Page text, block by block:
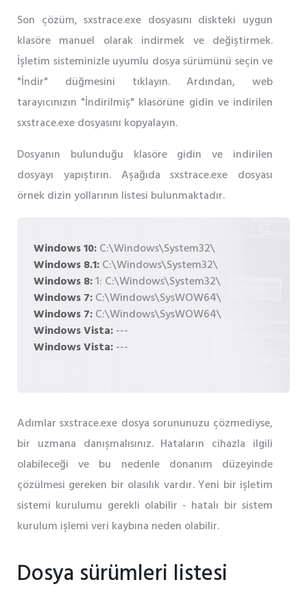
Son çözüm, sxstrace.exe dosyasını diskteki uygun
klasöre manuel olarak indirmek ve değiştirmek.
İşletim sisteminizle uyumlu dosya sürümünü seçin ve
"İndir" düğmesini tıklayın. Ardından, web
tarayıcınızın "İndirilmiş" klasörüne gidin ve indirilen
sxstrace.exe dosyasını kopyalayın.
Dosyanın bulunduğu klasöre gidin ve indirilen
dosyayı yapıştırın. Aşağıda sxstrace.exe dosyası
örnek dizin yollarının listesi bulunmaktadır.
Windows 10:C:\Windows\System32\
Windows 8.1:C:\Windows\System32\
Windows 8:1: C:\Windows\System32\
Windows 7:C:\Windows\SysWOW64\
Windows 7:C:\Windows\SysWOW64\
Windows Vista:---
Windows Vista:---
Adımlar sxstrace.exe dosya sorununuzu çözmediyse,
bir uzmana danışmalısınız. Hataların cihazla ilgili
olabileceği ve bu nedenle donanım düzeyinde
çözülmesi gereken bir olasılık vardır. Yeni bir işletim
sistemi kurulumu gerekli olabilir - hatalı bir sistem
kurulum işlemi veri kaybına neden olabilir.
Dosya sürümleri listesi